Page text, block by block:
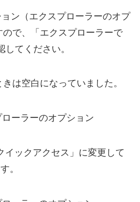
ン（エクスプローラーのオプ
ので、「エクスプローラーで
してください。
は空白になっていました。
イックアクセス」に変更して
。